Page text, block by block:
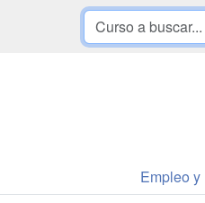
Empleo y